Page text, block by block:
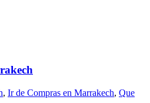
, Ir de Compras en Marrakech, Que